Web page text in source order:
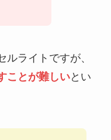
ライトですが、
ことが難しいとい